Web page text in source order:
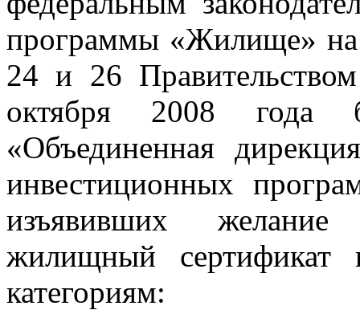
программы «Жилище» на
24 и 26
октября 2008
«Объединенная
инвестиционных
изъявивших желание
жилищный
категориям: